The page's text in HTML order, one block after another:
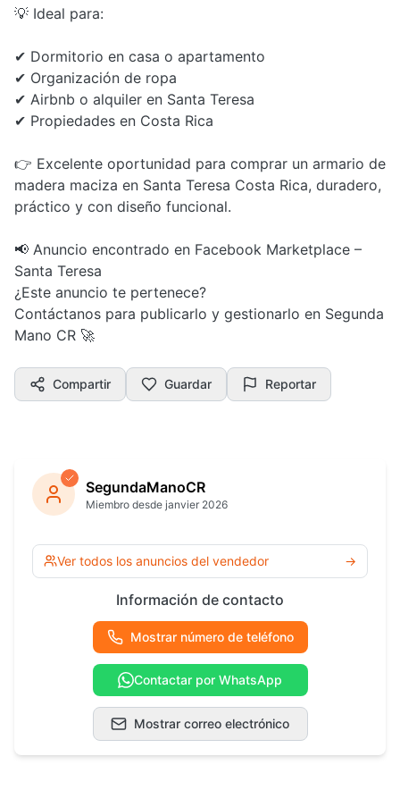
💡 Ideal para:
✔ Dormitorio en casa o apartamento
✔ Organización de ropa
✔ Airbnb o alquiler en Santa Teresa
✔ Propiedades en Costa Rica
👉 Excelente oportunidad para comprar un armario de
madera maciza en Santa Teresa Costa Rica, duradero,
práctico y con diseño funcional.
📢 Anuncio encontrado en Facebook Marketplace –
Santa Teresa
¿Este anuncio te pertenece?
Contáctanos para publicarlo y gestionarlo en Segunda
Mano CR 🚀
Compartir Guardar Reportar
SegundaManoCR
Miembro desde janvier 2026
Ver todos los anuncios del vendedor →
Información de contacto
Mostrar número de teléfono
Contactar por WhatsApp
Mostrar correo electrónico